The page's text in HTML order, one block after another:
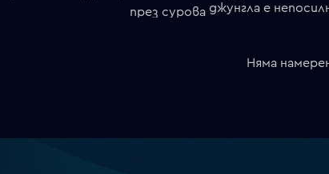
през сурова джунгла е
Няма